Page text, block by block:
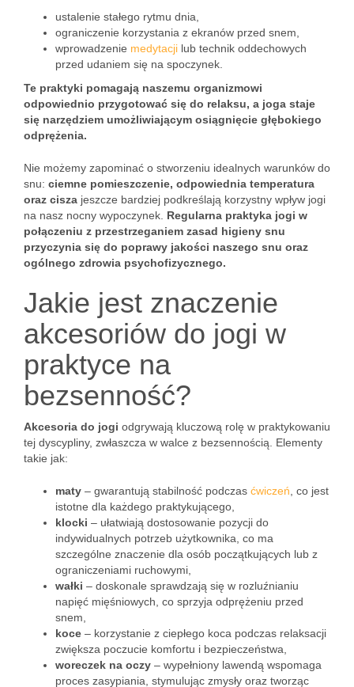
ustalenie stałego rytmu dnia,
ograniczenie korzystania z ekranów przed snem,
wprowadzenie medytacji lub technik oddechowych
przed udaniem się na spoczynek.
Te praktyki pomagają naszemu organizmowi
odpowiednio przygotować się do relaksu, a joga staje
się narzędziem umożliwiającym osiągnięcie głębokiego
odprężenia.
Nie możemy zapominać o stworzeniu idealnych warunków do
snu: ciemne pomieszczenie, odpowiednia temperatura
oraz cisza jeszcze bardziej podkreślają korzystny wpływ jogi
na nasz nocny wypoczynek. Regularna praktyka jogi w
połączeniu z przestrzeganiem zasad higieny snu
przyczynia się do poprawy jakości naszego snu oraz
ogólnego zdrowia psychofizycznego.
Jakie jest znaczenie
akcesoriów do jogi w
praktyce na
bezsenność?
Akcesoria do jogi odgrywają kluczową rolę w praktykowaniu
tej dyscypliny, zwłaszcza w walce z bezsennością. Elementy
takie jak:
maty – gwarantują stabilność podczas ćwiczeń , co jest
istotne dla każdego praktykującego,
klocki – ułatwiają dostosowanie pozycji do
indywidualnych potrzeb użytkownika, co ma
szczególne znaczenie dla osób początkujących lub z
ograniczeniami ruchowymi,
wałki – doskonale sprawdzają się w rozluźnianiu
napięć mięśniowych, co sprzyja odprężeniu przed
snem,
koce – korzystanie z ciepłego koca podczas relaksacji
zwiększa poczucie komfortu i bezpieczeństwa,
woreczek na oczy – wypełniony lawendą wspomaga
proces zasypiania, stymulując zmysły oraz tworząc